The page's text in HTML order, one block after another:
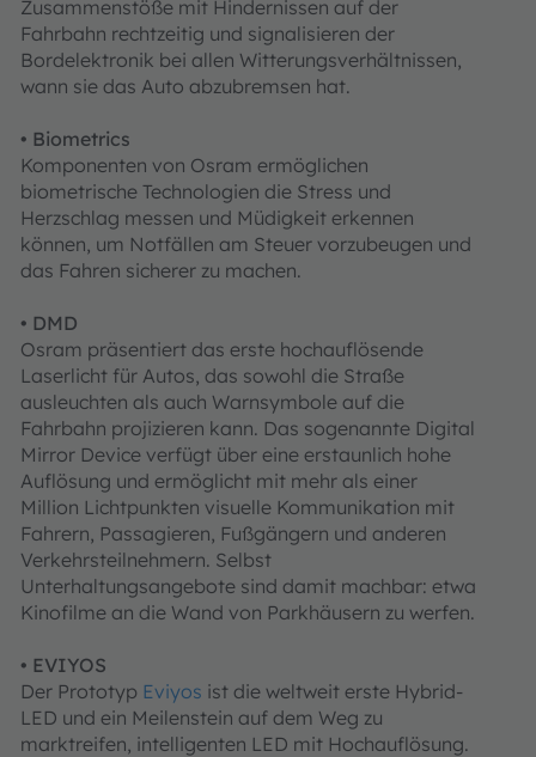
Zusammenstöße mit Hindernissen auf der
Fahrbahn rechtzeitig und signalisieren der
Bordelektronik bei allen Witterungsverhältnissen,
wann sie das Auto abzubremsen hat.
• Biometrics
Komponenten von Osram ermöglichen
biometrische Technologien die Stress und
Herzschlag messen und Müdigkeit erkennen
können, um Notfällen am Steuer vorzubeugen und
das Fahren sicherer zu machen.
• DMD
Osram präsentiert das erste hochauflösende
Laserlicht für Autos, das sowohl die Straße
ausleuchten als auch Warnsymbole auf die
Fahrbahn projizieren kann. Das sogenannte Digital
Mirror Device verfügt über eine erstaunlich hohe
Auflösung und ermöglicht mit mehr als einer
Million Lichtpunkten visuelle Kommunikation mit
Fahrern, Passagieren, Fußgängern und anderen
Verkehrsteilnehmern. Selbst
Unterhaltungsangebote sind damit machbar: etwa
Kinofilme an die Wand von Parkhäusern zu werfen.
• EVIYOS
Der Prototyp Eviyos ist die weltweit erste Hybrid-
LED und ein Meilenstein auf dem Weg zu
marktreifen, intelligenten LED mit Hochauflösung.